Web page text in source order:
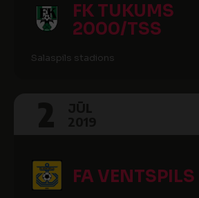
FK TUKUMS
2000/TSS
Salaspils stadions
FA VENTSPILS